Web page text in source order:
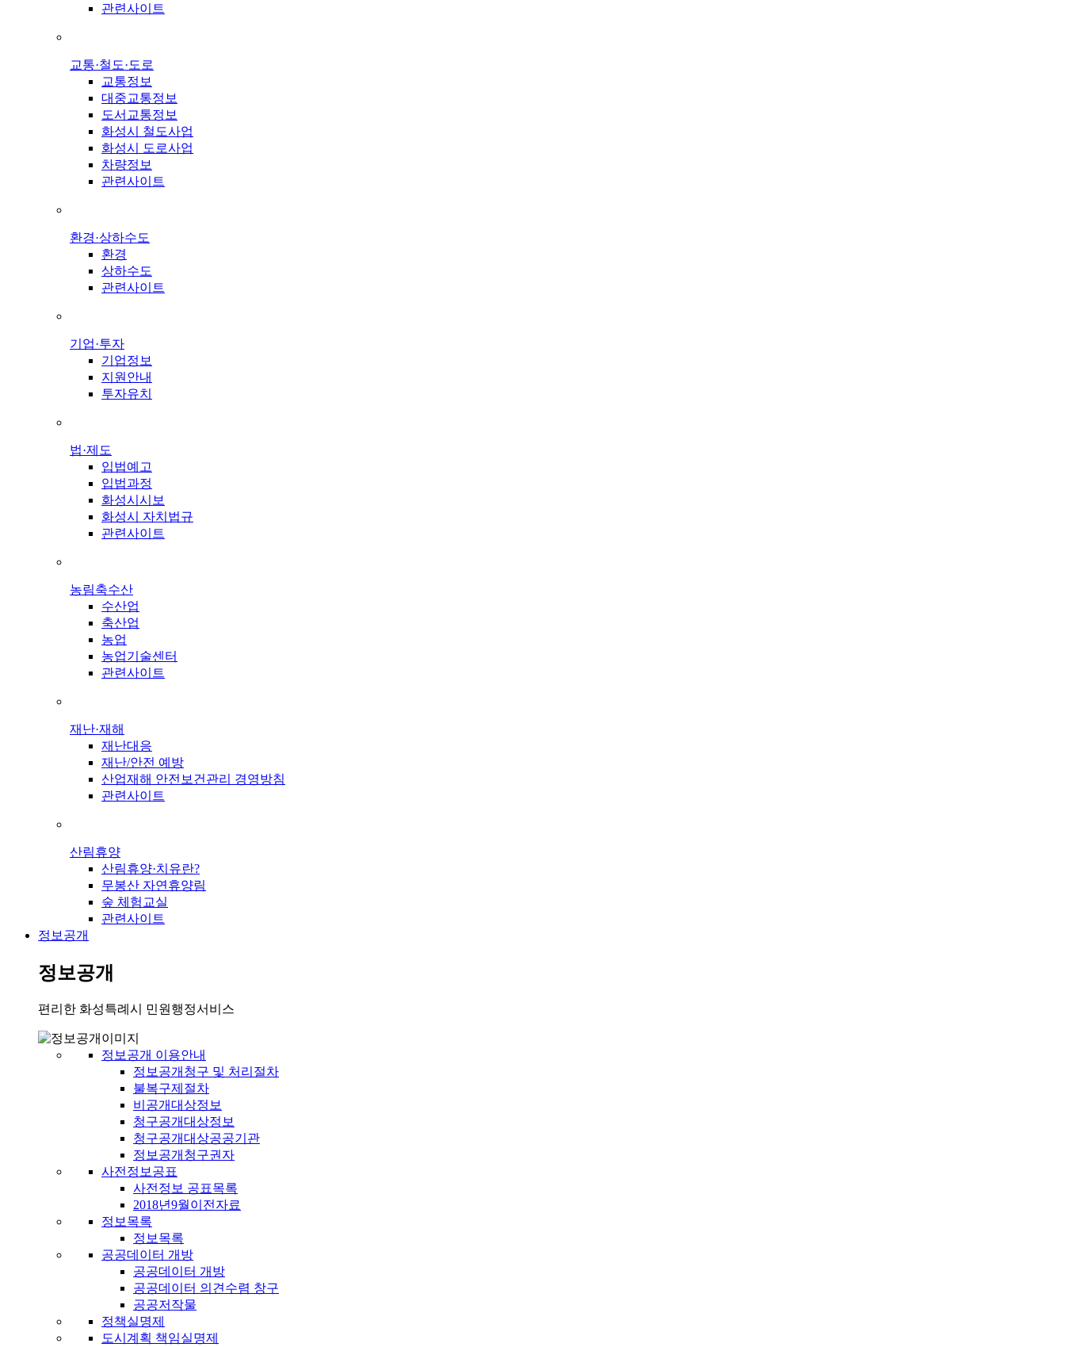
관련사이트
교통·철도·도로
교통정보
대중교통정보
도서교통정보
화성시 철도사업
화성시 도로사업
차량정보
관련사이트
환경·상하수도
환경
상하수도
관련사이트
기업·투자
기업정보
지원안내
투자유치
법·제도
입법예고
입법과정
화성시시보
화성시 자치법규
관련사이트
농림축수산
수산업
축산업
농업
농업기술센터
관련사이트
재난·재해
재난대응
재난/안전 예방
산업재해 안전보건관리 경영방침
관련사이트
산림휴양
산림휴양·치유란?
무봉산 자연휴양림
숲 체험교실
관련사이트
정보공개
정보공개
편리한 화성특례시 민원행정서비스
정보공개 이용안내
정보공개청구 및 처리절차
불복구제절차
비공개대상정보
청구공개대상정보
청구공개대상공공기관
정보공개청구권자
사전정보공표
사전정보 공표목록
2018년9월이전자료
정보목록
정보목록
공공데이터 개방
공공데이터 개방
공공데이터 의견수렴 창구
공공저작물
정책실명제
도시계획 책임실명제